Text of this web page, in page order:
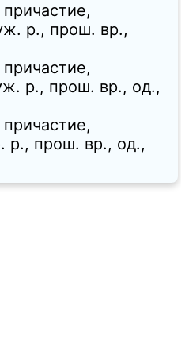
p., прош. вр.,
p., прош. вр., од.,
p., прош. вр., од.,